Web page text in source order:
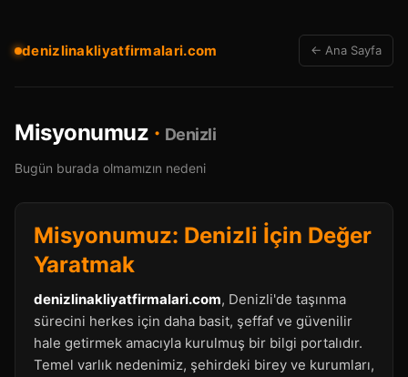
denizlinakliyatfirmalari.com ← Ana Sayfa
Misyonumuz · Denizli
Bugün burada olmamızın nedeni
Misyonumuz: Denizli İçin Değer
Yaratmak
denizlinakliyatfirmalari.com, Denizli'de taşınma
sürecini herkes için daha basit, şeffaf ve güvenilir
hale getirmek amacıyla kurulmuş bir bilgi portalıdır.
Temel varlık nedenimiz, şehirdeki birey ve kurumları,